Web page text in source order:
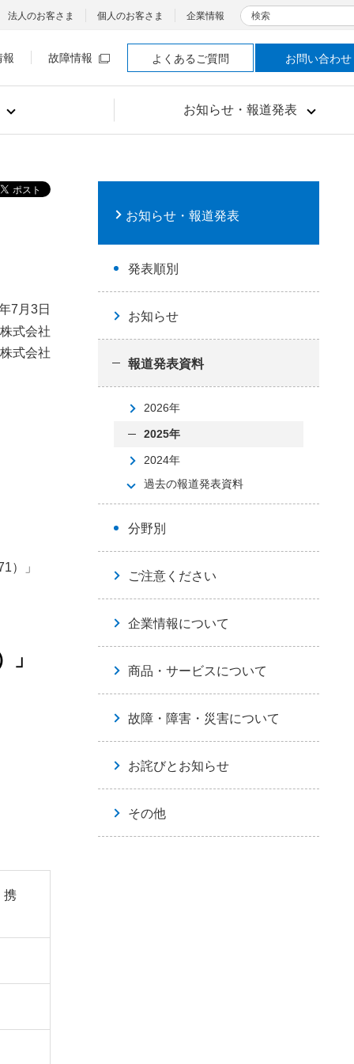
お知らせ・報道発表
法人のお客さま 個人のお客さま 企業情報 検索
報 故障情報 よくあるご質問 お問い合わせ
7月3日
式会社
式会社
）」
」
携
お知らせ・報道発表
発表順別
お知らせ
報道発表資料
2026年
2025年
2024年
過去の報道発表資料
分野別
ご注意ください
企業情報について
商品・サービスについて
故障・障害・災害について
お詫びとお知らせ
その他